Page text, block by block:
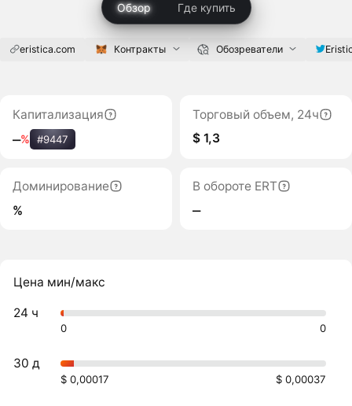
Обзор Где купить
eristica.com Контракты Обозреватели
Капитализация
‒% #9447
Торговый объем, 24ч
$ 1,3
Доминирование
%
В обороте ERT
‒
Цена мин/макс
24 ч
0 0
30 д
$ 0,00017 $ 0,00037